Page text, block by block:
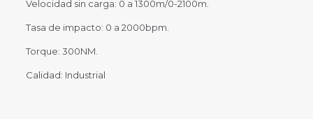
Velocidad sin carga: 0 a 1300m/0-2100m.
Tasa de impacto: 0 a 2000bpm.
Torque: 300NM.
Calidad: Industrial